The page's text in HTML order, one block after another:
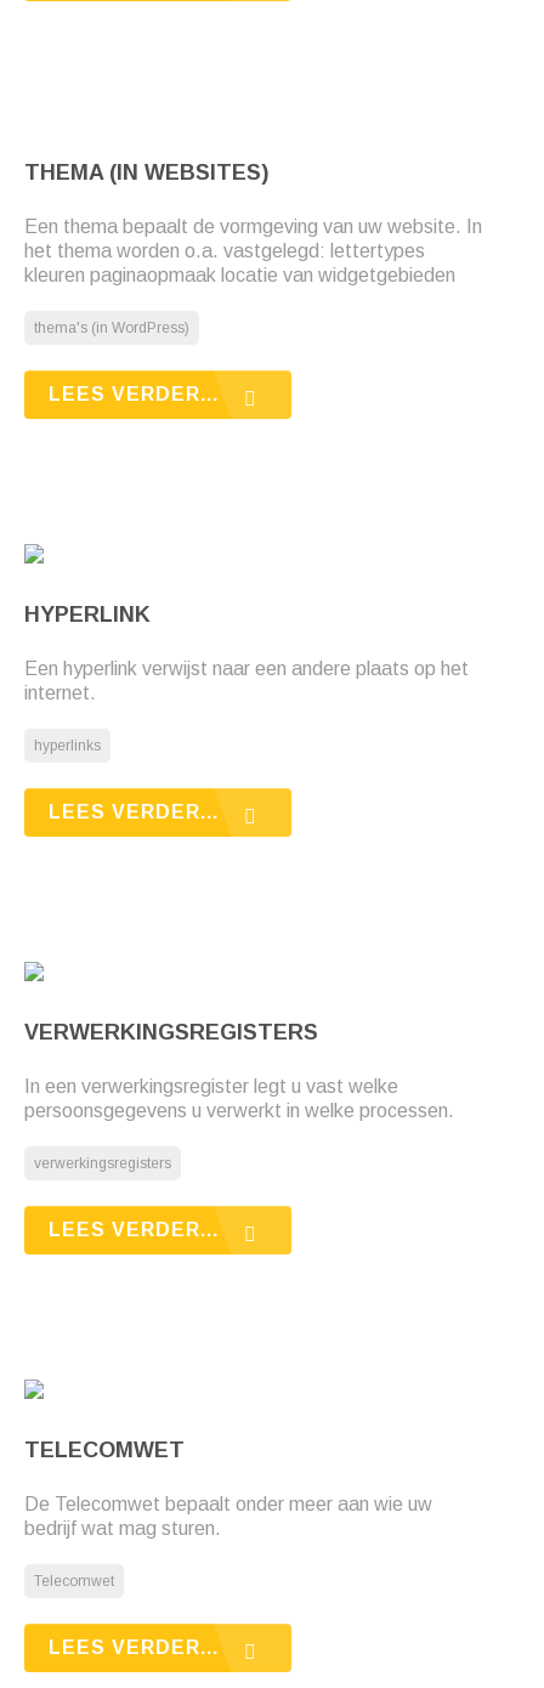
THEMA (IN WEBSITES)
Een thema bepaalt de vormgeving van uw website. In
het thema worden o.a. vastgelegd: lettertypes
kleuren paginaopmaak locatie van widgetgebieden
thema's (in WordPress)
LEES VERDER...
HYPERLINK
Een hyperlink verwijst naar een andere plaats op het
internet.
hyperlinks
LEES VERDER...
VERWERKINGSREGISTERS
In een verwerkingsregister legt u vast welke
persoonsgegevens u verwerkt in welke processen.
verwerkingsregisters
LEES VERDER...
TELECOMWET
De Telecomwet bepaalt onder meer aan wie uw
bedrijf wat mag sturen.
Telecomwet
LEES VERDER...